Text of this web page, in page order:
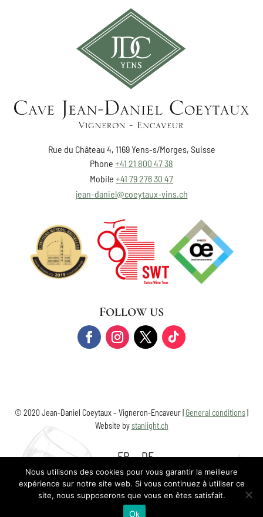
Rue du Château 4, 1169 Yens-s/Morges, Suisse
Phone +41 21 800 47 38
Mobile +41 79 276 30 47
jean-daniel@coeytaux-vins.ch
FOLLOW US
© 2020 Jean-Daniel Coeytaux – Vigneron-Encaveur | General conditions
Website bystanlight.ch
FR DE
Nous utilisons des cookies pour vous garantir la meilleure
expérience sur notre site web. Si vous continuez à utiliser ce
site, nous supposerons que vous en êtes satisfait.
Ok